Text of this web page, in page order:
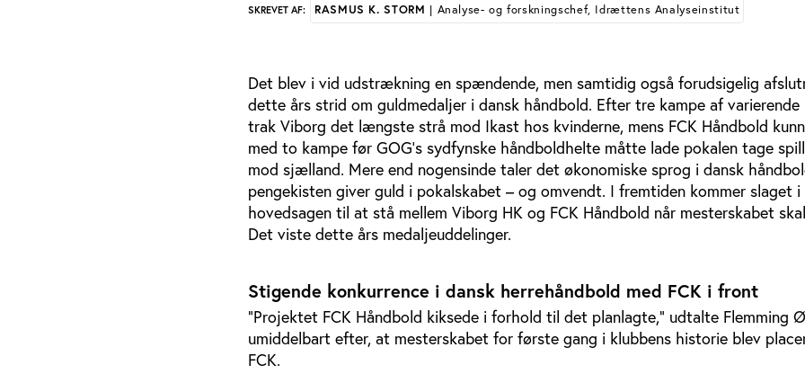
SKREVET AF: RASMUS K. STORM | Analyse- og forskningschef, Idrættens Analyseinstitut
Det blev i vid udstrækning en spændende, men samtidig også forudsigelig
dette års strid om guldmedaljer i dansk håndbold. Efter tre kampe af
trak Viborg det længste strå mod Ikast hos kvinderne, mens FCK Håndbold
med to kampe før GOG's sydfynske håndboldhelte måtte lade pokalen tage
mod sjælland. Mere end nogensinde taler det økonomiske sprog i dansk
pengekisten giver guld i pokalskabet – og omvendt. I fremtiden kommer slaget i
hovedsagen til at stå mellem Viborg HK og FCK Håndbold når mesterskabet
Det viste dette års medaljeuddelinger.
Stigende konkurrence i dansk herrehåndbold med FCK i front
”Projektet FCK Håndbold kiksede i forhold til det planlagte,” udtalte Flemming
umiddelbart efter, at mesterskabet for første gang i klubbens historie blev
FCK.